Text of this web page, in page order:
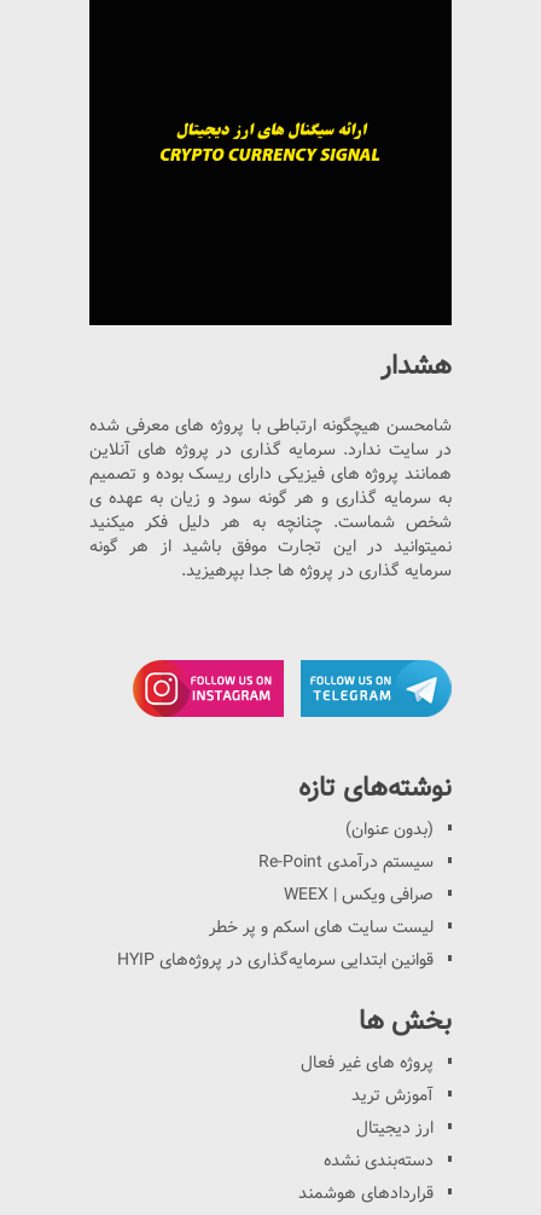
هشدار
شامحسن هیچگونه ارتباطی با پروژه های معرفی شده
در سایت ندارد. سرمایه گذاری در پروژه های آنلاین
همانند پروژه های فیزیکی دارای ریسک بوده و تصمیم
به سرمایه گذاری و هر گونه سود و زیان به عهده ی
شخص شماست. چنانچه به هر دلیل فکر میکنید
نمیتوانید در این تجارت موفق باشید از هر گونه
سرمایه گذاری در پروژه ها جدا بپرهیزید.
نوشته‌های تازه
(بدون عنوان)
سیستم درآمدی Re-Point
صرافی ویکس | WEEX
لیست سایت های اسکم و پر خطر
قوانین ابتدایی سرمایه‌گذاری در پروژه‌های HYIP
بخش ها
پروژه های غیر فعال
آموزش ترید
ارز دیجیتال
دسته‌بندی نشده
قراردادهای هوشمند